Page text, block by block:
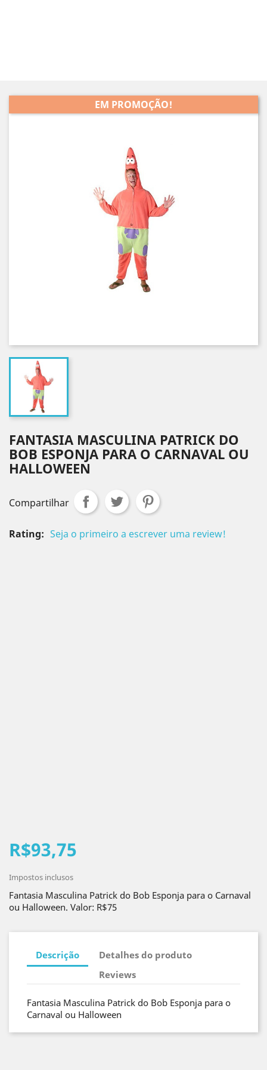
EM PROMOÇÃO!
FANTASIA MASCULINA PATRICK DO
BOB ESPONJA PARA O CARNAVAL OU
HALLOWEEN
Compartilhar
Rating: Seja o primeiro a escrever uma review!
R$93,75
Impostos inclusos
Fantasia Masculina Patrick do Bob Esponja para o Carnaval
ou Halloween. Valor: R$75
Descrição
Detalhes do produto
Reviews
Fantasia Masculina Patrick do Bob Esponja para o
Carnaval ou Halloween